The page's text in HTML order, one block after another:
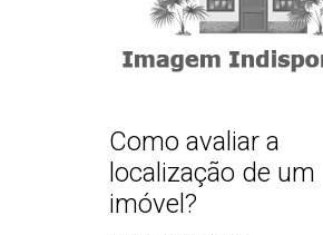
Como avaliar a
localização de um
imóvel?